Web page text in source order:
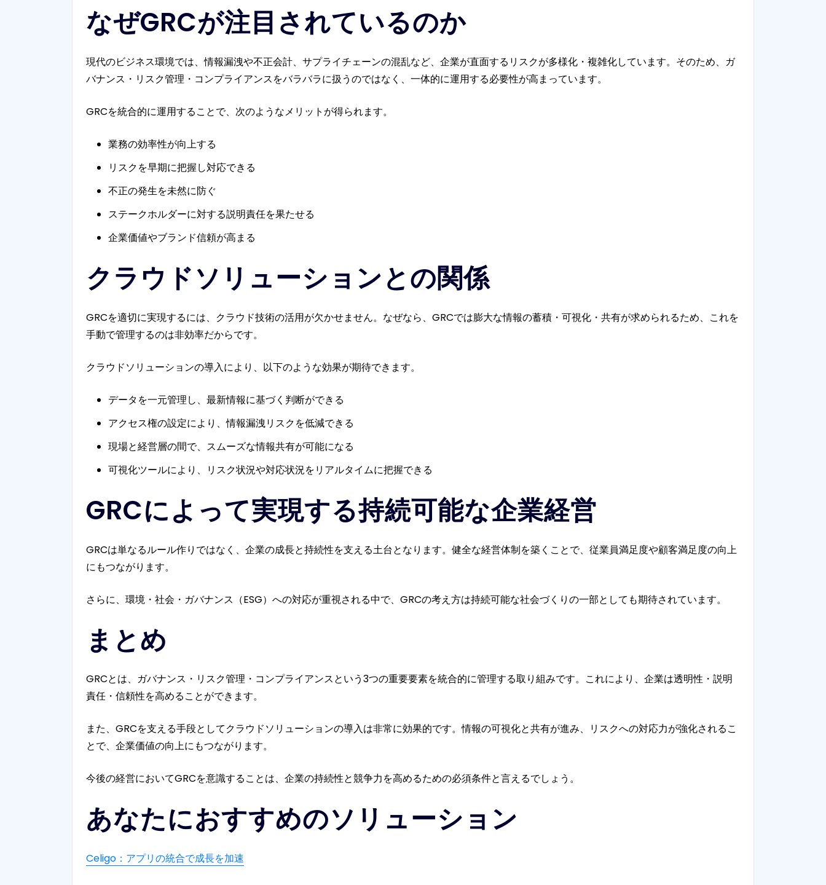
なぜGRCが注目されているのか
現代のビジネス環境では、情報漏洩や不正会計、サプライチェーンの混乱など、企業が直面するリスクが多様化・複雑化しています。そのため、ガ
バナンス・リスク管理・コンプライアンスをバラバラに扱うのではなく、一体的に運用する必要性が高まっています。
GRCを統合的に運用することで、次のようなメリットが得られます。
業務の効率性が向上する
リスクを早期に把握し対応できる
不正の発生を未然に防ぐ
ステークホルダーに対する説明責任を果たせる
企業価値やブランド信頼が高まる
クラウドソリューションとの関係
GRCを適切に実現するには、クラウド技術の活用が欠かせません。なぜなら、GRCでは膨大な情報の蓄積・可視化・共有が求められるため、これを
手動で管理するのは非効率だからです。
クラウドソリューションの導入により、以下のような効果が期待できます。
データを一元管理し、最新情報に基づく判断ができる
アクセス権の設定により、情報漏洩リスクを低減できる
現場と経営層の間で、スムーズな情報共有が可能になる
可視化ツールにより、リスク状況や対応状況をリアルタイムに把握できる
GRCによって実現する持続可能な企業経営
GRCは単なるルール作りではなく、企業の成長と持続性を支える土台となります。健全な経営体制を築くことで、従業員満足度や顧客満足度の向上
にもつながります。
さらに、環境・社会・ガバナンス（ESG）への対応が重視される中で、GRCの考え方は持続可能な社会づくりの一部としても期待されています。
まとめ
GRCとは、ガバナンス・リスク管理・コンプライアンスという3つの重要要素を統合的に管理する取り組みです。これにより、企業は透明性・説明
責任・信頼性を高めることができます。
また、GRCを支える手段としてクラウドソリューションの導入は非常に効果的です。情報の可視化と共有が進み、リスクへの対応力が強化されるこ
とで、企業価値の向上にもつながります。
今後の経営においてGRCを意識することは、企業の持続性と競争力を高めるための必須条件と言えるでしょう。
あなたにおすすめのソリューション
Celigo：アプリの統合で成長を加速